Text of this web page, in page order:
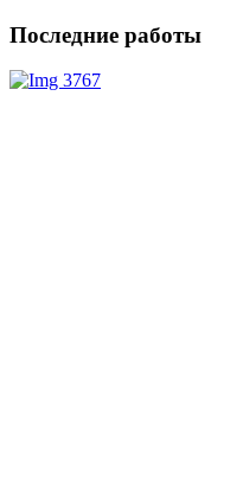
Последние работы